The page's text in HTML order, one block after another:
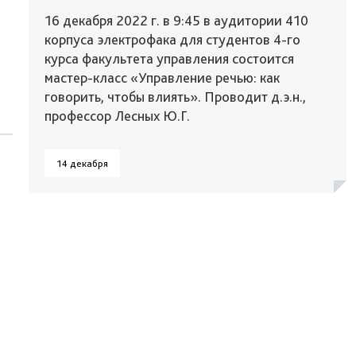
16 декабря 2022 г. в 9:45 в аудитории 410
корпуса электрофака для студентов 4-го
курса факультета управления состоится
мастер-класс «Управление речью: как
говорить, чтобы влиять». Проводит д.э.н.,
профессор Лесных Ю.Г.
14 декабря